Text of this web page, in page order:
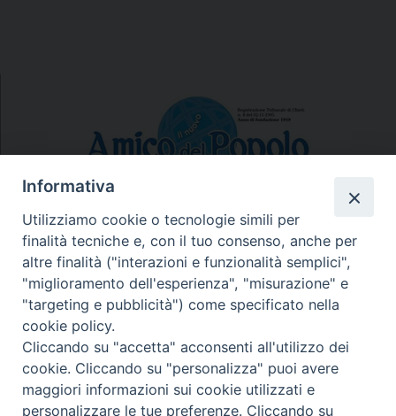
N.7/8 LUGLIO AGOSTO
N. 6 GIUGNO 2026
N°5 MAGGIO 2026
N° 4 APRILE 2026
Informativa
Utilizziamo cookie o tecnologie simili per
finalità tecniche e, con il tuo consenso, anche per
altre finalità ("interazioni e funzionalità semplici",
"miglioramento dell'esperienza", "misurazione" e
"targeting e pubblicità") come specificato nella
cookie policy.
Cliccando su "accetta" acconsenti all'utilizzo dei
cookie. Cliccando su "personalizza" puoi avere
maggiori informazioni sui cookie utilizzati e
personalizzare le tue preferenze. Cliccando su